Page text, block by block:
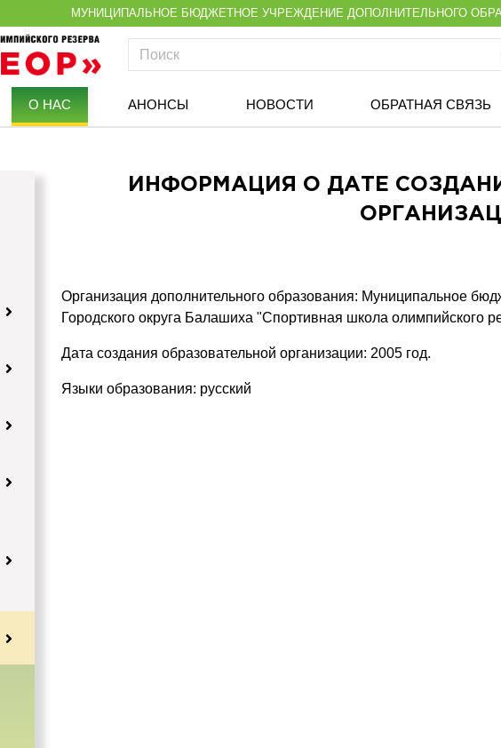
МУНИЦИПАЛЬНОЕ БЮДЖЕТНОЕ УЧРЕЖДЕНИЕ ДОПОЛНИТЕЛЬНОГО
О НАС АНОНСЫ НОВОСТИ ОБРАТНАЯ СВЯЗЬ
ИНФОРМАЦИЯ О ДАТЕ
Организация дополнительного образования: Муниципальное
Городского округа Балашиха "Спортивная школа олимпийского
Дата создания образовательной организации: 2005 год.
Языки образования: русский